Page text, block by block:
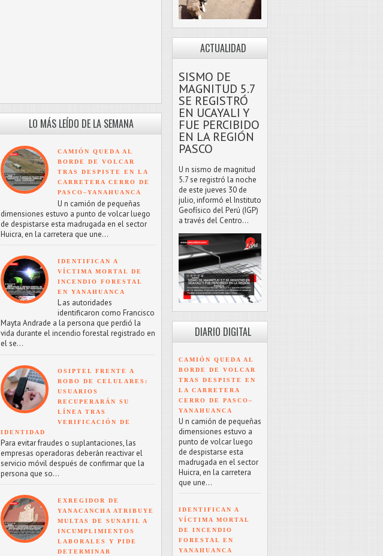
LO MÁS LEÍDO DE LA SEMANA
CAMIÓN QUEDA AL
BORDE DE VOLCAR
TRAS DESPISTE EN LA
CARRETERA CERRO DE
PASCO–YANAHUANCA
U n camión de pequeñas
dimensiones estuvo a punto de volcar luego
de despistarse esta madrugada en el sector
Huicra, en la carretera que une...
IDENTIFICAN A
VÍCTIMA MORTAL DE
INCENDIO FORESTAL
EN YANAHUANCA
L as autoridades
identificaron como Francisco
Mayta Andrade a la persona que perdió la
vida durante el incendio forestal registrado en
el se...
OSIPTEL FRENTE A
ROBO DE CELULARES:
USUARIOS
RECUPERARÁN SU
LÍNEA TRAS
VERIFICACIÓN DE
IDENTIDAD
Para evitar fraudes o suplantaciones, las
empresas operadoras deberán reactivar el
servicio móvil después de confirmar que la
persona que so...
EXREGIDOR DE
YANACANCHA ATRIBUYE
MULTAS DE SUNAFIL A
INCUMPLIMIENTOS
LABORALES Y PIDE
DETERMINAR
ACTUALIDAD
SISMO DE
MAGNITUD 5.7
SE REGISTRÓ
EN UCAYALI Y
FUE PERCIBIDO
EN LA REGIÓN
PASCO
U n sismo de magnitud
5.7 se registró la noche
de este jueves 30 de
julio, informó el Instituto
Geofísico del Perú (IGP)
a través del Centro...
DIARIO DIGITAL
CAMIÓN QUEDA AL
BORDE DE VOLCAR
TRAS DESPISTE EN
LA CARRETERA
CERRO DE PASCO–
YANAHUANCA
U n camión de pequeñas
dimensiones estuvo a
punto de volcar luego
de despistarse esta
madrugada en el sector
Huicra, en la carretera
que une...
IDENTIFICAN A
VÍCTIMA MORTAL
DE INCENDIO
FORESTAL EN
YANAHUANCA